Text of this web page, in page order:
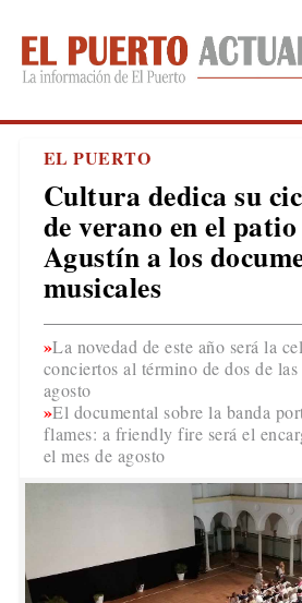
EL PUERTO
Cultura dedica su
de verano en el
Agustín a los
musicales
La novedad de este año será la
conciertos al término de dos de
agosto
El documental sobre la banda
flames: a friendly fire será el
el mes de agosto